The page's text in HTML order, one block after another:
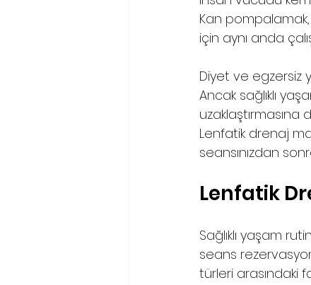
Kan pompalamak,
için aynı anda
Diyet ve egzersiz
Ancak sağlıklı
uzaklaştırmasına
Lenfatik drenaj
seansınızdan
Lenfatik
Sağlıklı yaşam
seans
türleri arasındaki